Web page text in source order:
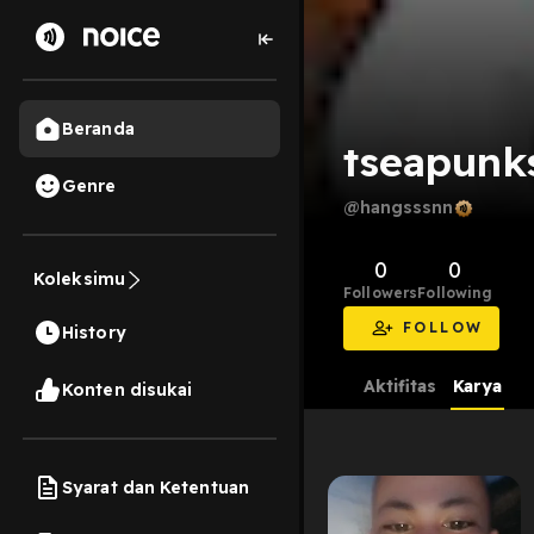
Beranda
Genre
Koleksimu
History
Konten disukai
Syarat dan Ketentuan
@hangsssnn
0
Followers
0
Following
FOLLOW
Aktifitas Karya